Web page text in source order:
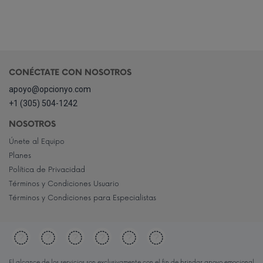
NOSOTROS
Únete al Equipo
Planes
Política de Privacidad
Términos y Condiciones Usuario
Términos y Condiciones para Especialistas
CONÉCTATE CON NOSOTROS
apoyo@opcionyo.com
+1 (305) 504-1242